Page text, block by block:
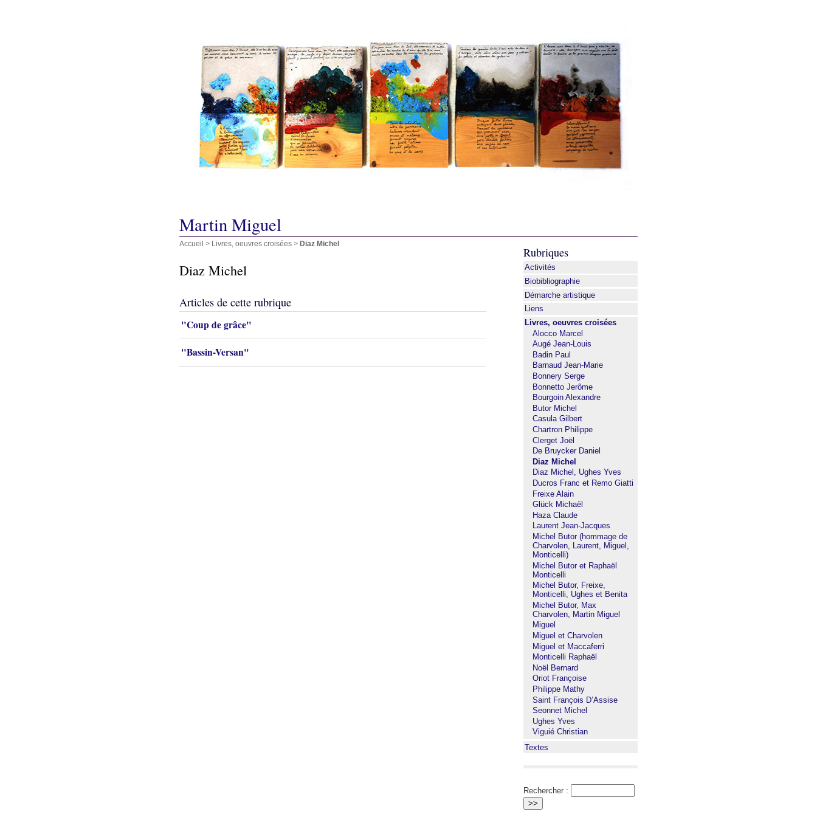
Martin Miguel
Accueil > Livres, oeuvres croisées > Diaz Michel
Diaz Michel
Articles de cette rubrique
"Coup de grâce"
"Bassin-Versan"
Rubriques
Activités
Biobibliographie
Démarche artistique
Liens
Livres, oeuvres croisées
Alocco Marcel
Augé Jean-Louis
Badin Paul
Barnaud Jean-Marie
Bonnery Serge
Bonnetto Jerôme
Bourgoin Alexandre
Butor Michel
Casula Gilbert
Chartron Philippe
Clerget Joël
De Bruycker Daniel
Diaz Michel
Diaz Michel, Ughes Yves
Ducros Franc et Remo Giatti
Freixe Alain
Glück Michaël
Haza Claude
Laurent Jean-Jacques
Michel Butor (hommage de
Charvolen, Laurent, Miguel,
Monticelli)
Michel Butor et Raphaël
Monticelli
Michel Butor, Freixe,
Monticelli, Ughes et Benita
Michel Butor, Max
Charvolen, Martin Miguel
Miguel
Miguel et Charvolen
Miguel et Maccaferri
Monticelli Raphaël
Noël Bernard
Oriot Françoise
Philippe Mathy
Saint François D’Assise
Seonnet Michel
Ughes Yves
Viguié Christian
Textes
Rechercher :